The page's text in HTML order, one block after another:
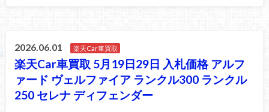
2026.06.01 楽天Car車買取
楽天Car車買取 5月19日29日 入札価格 アルフ
ァード ヴェルファイア ランクル300 ランクル
250 セレナ ディフェンダー